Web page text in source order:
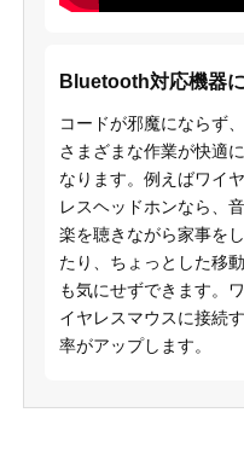
Bluetooth対応機器
コードが邪魔にならず、
さまざまな作業が快適に
なります。例えばワイヤ
レスヘッドホンなら、音
楽を聴きながら家事をし
たり、ちょっとした移動
も気にせずできます。ワ
イヤレスマウスに接続
率がアップします。